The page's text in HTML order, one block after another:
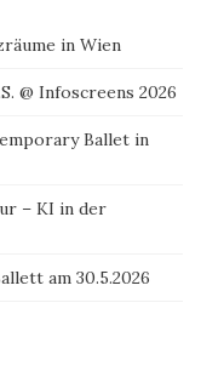
in Wien
@ Infoscreens 2026
Ballet in
– KI in der
am 30.5.2026